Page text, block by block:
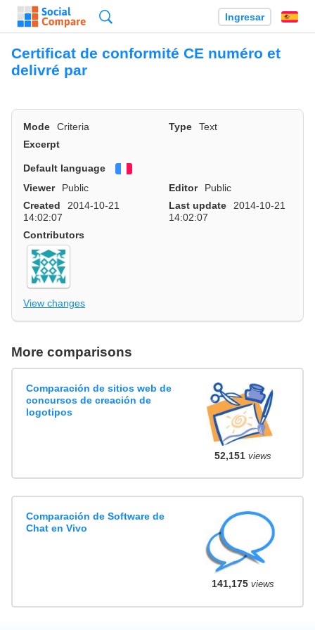
Ingresar
Certificat de conformité CE numéro et
delivré par
Mode Criteria Type
Text
Excerpt
Default language
Viewer
Public Editor
Public
Created
2014-10-21
14:02:07
Last update
2014-10-21
14:02:07
Contributors
View changes
More comparisons
Comparación de sitios web de
concursos de creación de
logotipos
52,151views
Comparación de Software de
Chat en Vivo
141,175views